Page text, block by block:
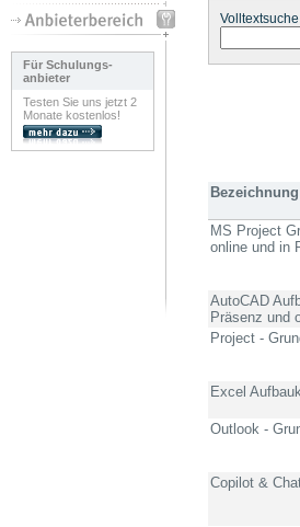
Für Schulungs-
anbieter
Testen Sie uns jetzt 2
Monate kostenlos!
Volltextsuche
Bezeichnung
MS Project
online und in
AutoCAD
Präsenz und
Project -
Excel
Outlook -
Copilot &